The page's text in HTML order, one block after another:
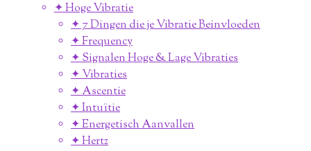
✦ Hoge Vibratie
✦ 7 Dingen die je Vibratie Beinvloeden
✦ Frequency
✦ Signalen Hoge & Lage Vibraties
✦ Vibraties
✦ Ascentie
✦ Intuïtie
✦ Energetisch Aanvallen
✦ Hertz